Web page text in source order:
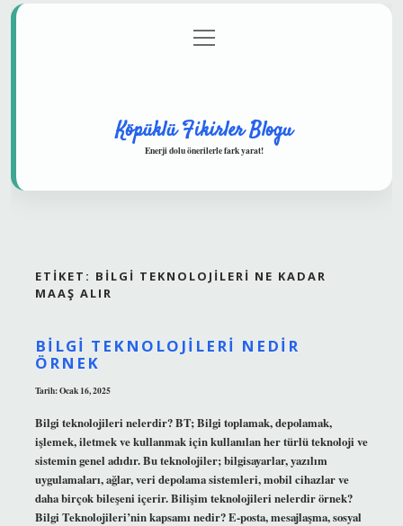
Gizlilik Politikası
menüyü
aç
Köpüklü Fikirler Blogu
Enerji dolu önerilerle fark yarat!
ETIKET: BILGI TEKNOLOJILERI NE KADAR
MAAŞ ALIR
BILGI TEKNOLOJILERI NEDIR
ÖRNEK
Tarih: Ocak 16, 2025
Bilgi teknolojileri nelerdir? BT; Bilgi toplamak, depolamak,
işlemek, iletmek ve kullanmak için kullanılan her türlü teknoloji ve
sistemin genel adıdır. Bu teknolojiler; bilgisayarlar, yazılım
uygulamaları, ağlar, veri depolama sistemleri, mobil cihazlar ve
daha birçok bileşeni içerir. Bilişim teknolojileri nelerdir örnek?
Bilgi Teknolojileri’nin kapsamı nedir? E-posta, mesajlaşma, sosyal